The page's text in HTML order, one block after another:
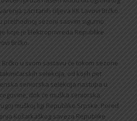
zacrtanih ciljeva KK Lavovi Brčko.
prethodnoj sezoni sasvim sigurno
koje je Elektroprivreda Republike
Brčko.
u svom sastavu će tokom sezone
selekcija, od kojih pet
seniorska selekcija nastupa u
dok će muška seniorska
muškoj ligi Republike Srpske. Pored
Košarkaškog saveza Republike